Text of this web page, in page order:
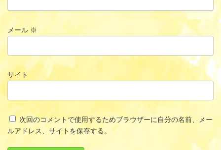
メール ※
サイト
次回のコメントで使用するためブラウザーに自分の名前、メー
ルアドレス、サイトを保存する。